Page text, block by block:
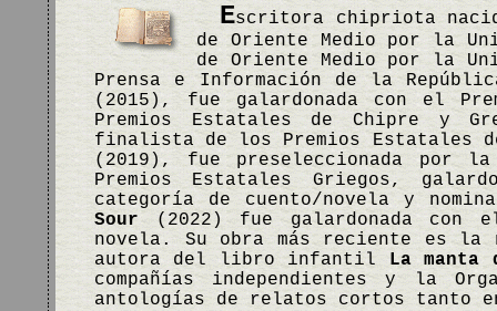
Escritora chipriota
de Oriente Medio por la
de Oriente Medio por la
Prensa e Información de la
(2015), fue galardonada con el
Premios Estatales de Chipre y
finalista de los Premios Estatales
(2019), fue preseleccionada por
Premios Estatales Griegos,
categoría de cuento/novela y
Sour(2022) fue galardonada con
novela. Su obra más reciente es la
autora del libro infantil La manta
compañías independientes y la
antologías de relatos cortos tanto